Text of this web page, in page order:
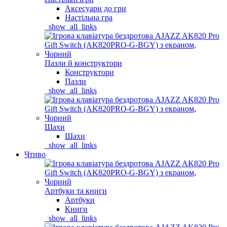
Аксесуари до гри
Настільна гра
_show_all_links
Пазли й конструктори
Конструктори
Пазли
_show_all_links
Шахи
Шахи
_show_all_links
Чтиво
Артбуки та книги
Артбуки
Книги
_show_all_links